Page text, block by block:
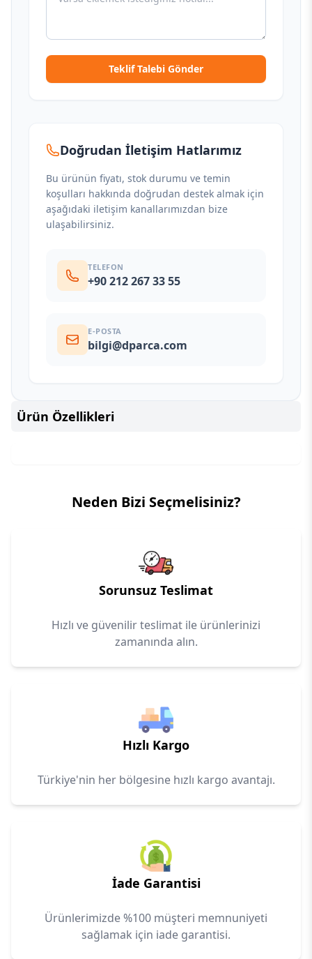
Teklif Talebi Gönder
Doğrudan İletişim Hatlarımız
Bu ürünün fiyatı, stok durumu ve temin
koşulları hakkında doğrudan destek almak için
aşağıdaki iletişim kanallarımızdan bize
ulaşabilirsiniz.
TELEFON
+90 212 267 33 55
E-POSTA
bilgi@dparca.com
Ürün Özellikleri
Neden Bizi Seçmelisiniz?
Sorunsuz Teslimat
Hızlı ve güvenilir teslimat ile ürünlerinizi
zamanında alın.
Hızlı Kargo
Türkiye'nin her bölgesine hızlı kargo avantajı.
İade Garantisi
Ürünlerimizde %100 müşteri memnuniyeti
sağlamak için iade garantisi.